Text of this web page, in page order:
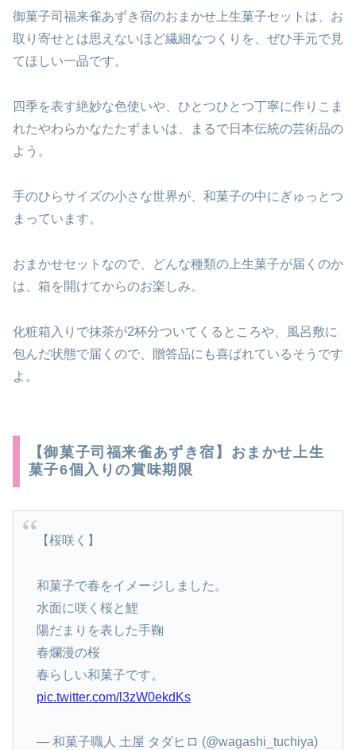
御菓子司福来雀あずき宿のおまかせ上生菓子セットは、お
取り寄せとは思えないほど繊細なつくりを、ぜひ手元で見
てほしい一品です。
四季を表す絶妙な色使いや、ひとつひとつ丁寧に作りこま
れたやわらかなたたずまいは、まるで日本伝統の芸術品の
よう。
手のひらサイズの小さな世界が、和菓子の中にぎゅっとつ
まっています。
おまかせセットなので、どんな種類の上生菓子が届くのか
は、箱を開けてからのお楽しみ。
化粧箱入りで抹茶が2杯分ついてくるところや、風呂敷に
包んだ状態で届くので、贈答品にも喜ばれているそうです
よ。
【御菓子司福来雀あずき宿】おまかせ上生
菓子6個入りの賞味期限
【桜咲く】
和菓子で春をイメージしました。
水面に咲く桜と鯉
陽だまりを表した手鞠
春爛漫の桜
春らしい和菓子です。
pic.twitter.com/l3zW0ekdKs
— 和菓子職人 土屋 タダヒロ (@wagashi_tuchiya)